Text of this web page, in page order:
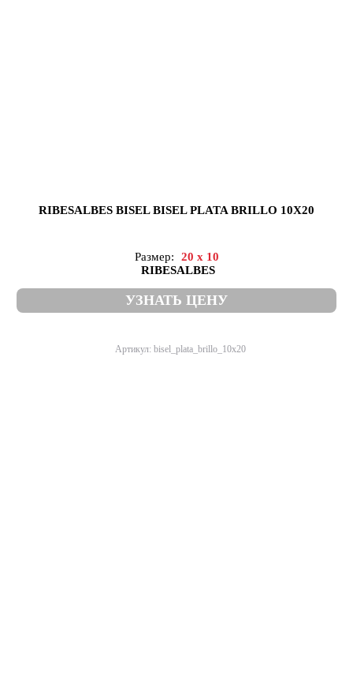
RIBESALBES BISEL BISEL PLATA BRILLO 10X20
Размер:
20 x 10
RIBESALBES
УЗНАТЬ ЦЕНУ
Артикул: bisel_plata_brillo_10x20